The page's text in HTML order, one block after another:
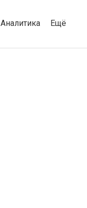
Аналитика Ещё